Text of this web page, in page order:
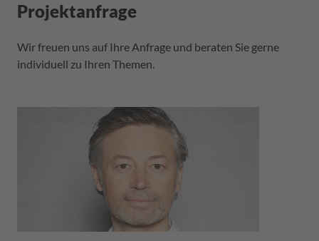
Projektanfrage
Wir freuen uns auf Ihre Anfrage und beraten Sie gerne
individuell zu Ihren Themen.